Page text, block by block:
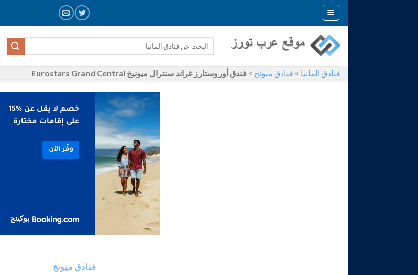
Skip
فنادق المانيا > فنادق ميونخ > فندق أوروستارز غراند سنترال ميونيخ Eurostars Grand Central
فنادق ميونخ